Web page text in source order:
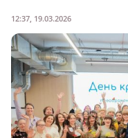
12:37, 19.03.2026